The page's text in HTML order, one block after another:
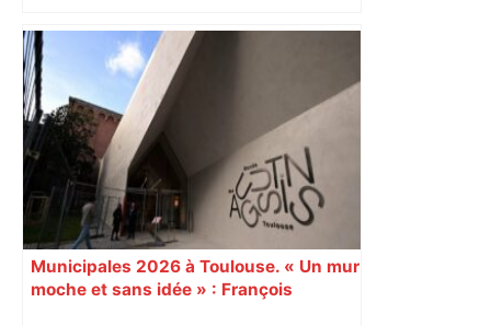
Municipales 2026 à Toulouse. « Un mur
moche et sans idée » : François